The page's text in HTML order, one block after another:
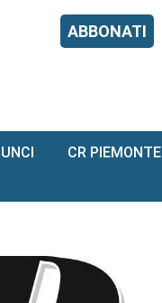
ABBONATI
CR PIEMONTE